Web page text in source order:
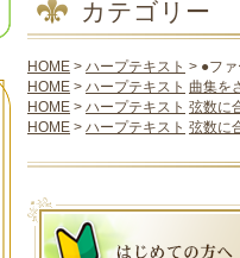
カテゴリー
HOME > ハープテキスト > ●フ
HOME > ハープテキスト 曲集を
HOME > ハープテキスト 弦数に
HOME > ハープテキスト 弦数に